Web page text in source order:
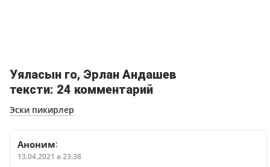
Уяласын го, Эрлан Андашев
тексти: 24 комментарий
Навигация
комментариям
Эски пикирлер
Аноним:
13.04.2021 в 23:38